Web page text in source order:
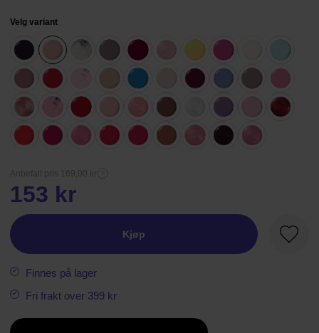
Velg variant
Anbefalt pris 169,00 kr
153 kr
Kjøp
Finnes på lager
Fri frakt over 399 kr